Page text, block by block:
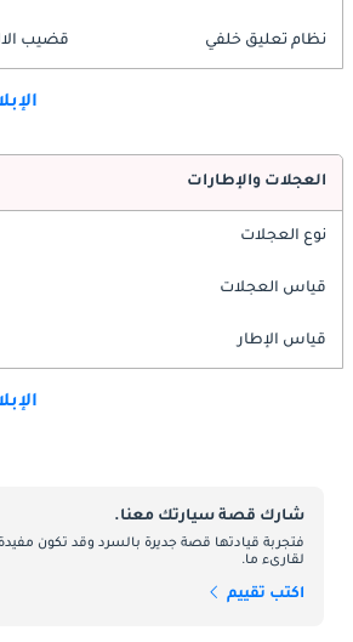
نظام تعليق خلفي قضيب
العجلات والإطارات
نوع العجلات
قياس العجلات
قياس الإطار
شارك قصة سيارتك معنا.
فتجربة قيادتها قصة جديرة بالسرد وقد تكون مفيدة
لقارىء ما.
اكتب تقييم